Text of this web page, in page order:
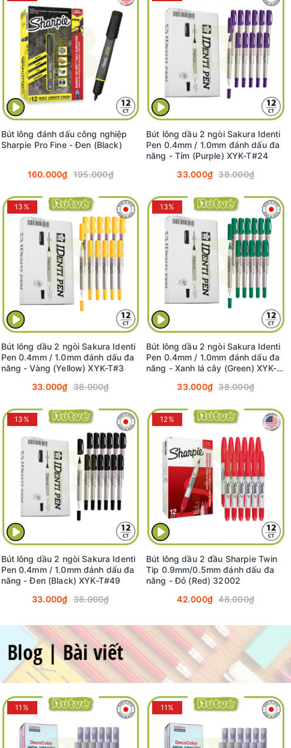
Bút lông đánh dấu công nghiệp
Sharpie Pro Fine - Đen (Black)
160.000₫ 195.000₫
Bút lông dầu 2 ngòi Sakura Identi
Pen 0.4mm / 1.0mm đánh dấu đa
năng - Tím (Purple) XYK-T#24
33.000₫ 38.000₫
13%
Bút lông dầu 2 ngòi Sakura Identi
Pen 0.4mm / 1.0mm đánh dấu đa
năng - Vàng (Yellow) XYK-T#3
33.000₫ 38.000₫
13%
Bút lông dầu 2 ngòi Sakura Identi
Pen 0.4mm / 1.0mm đánh dấu đa
năng - Xanh lá cây (Green) XYK-
33.000₫ 38.000₫
13%
Bút lông dầu 2 ngòi Sakura Identi
Pen 0.4mm / 1.0mm đánh dấu đa
năng - Đen (Black) XYK-T#49
33.000₫ 38.000₫
12%
Bút lông dầu 2 đầu Sharpie Twin
Tip 0.9mm/0.5mm đánh dấu đa
năng - Đỏ (Red) 32002
42.000₫ 48.000₫
11% 11%